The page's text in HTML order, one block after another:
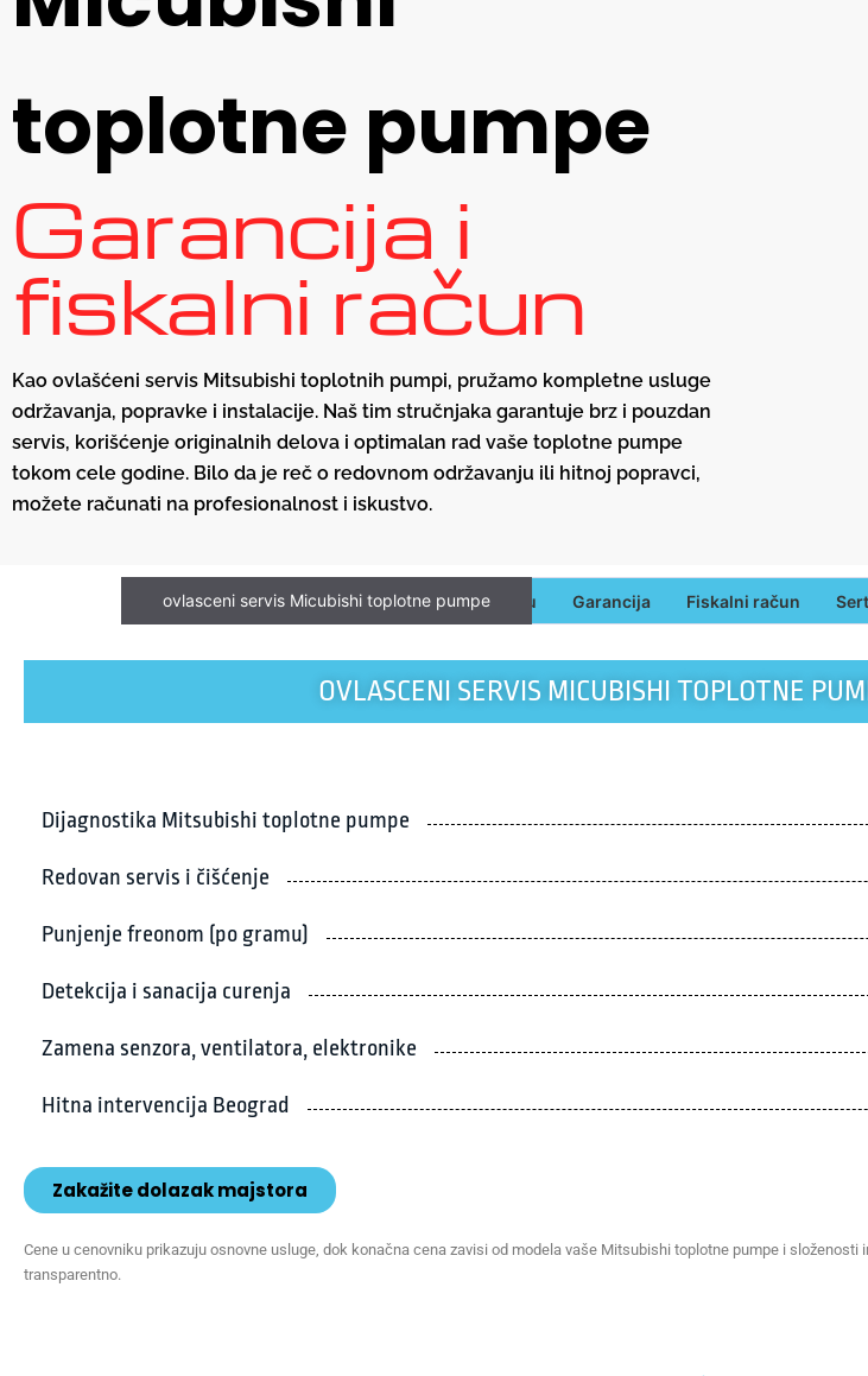
toplotne pumpe
Garancija i
fiskalni račun
Kao ovlašćeni servis Mitsubishi toplotnih pumpi, pružamo kompletne usluge
održavanja, popravke i instalacije. Naš tim stručnjaka garantuje brz i pouzdan
servis, korišćenje originalnih delova i optimalan rad vaše toplotne pumpe
tokom cele godine. Bilo da je reč o redovnom održavanju ili hitnoj popravci,
možete računati na profesionalnost i iskustvo.
ovlasceni servis Micubishi toplotne pumpe Fiskalni račun Sertifikovano
OVLASCENI SERVIS MICUBISHI TOPLOTNE
Dijagnostika Mitsubishi toplotne pumpe
Redovan servis i čišćenje
Punjenje freonom (po gramu)
Detekcija i sanacija curenja
Zamena senzora, ventilatora, elektronike
Hitna intervencija Beograd
Zakažite dolazak majstora
Cene u cenovniku prikazuju osnovne usluge, dok konačna cena zavisi od modela vaše Mitsubishi toplotne pumpe i
transparentno.